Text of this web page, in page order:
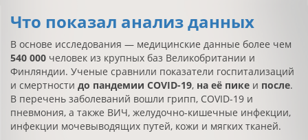
Что показал анализ данных
В основе исследования — медицинские данные более чем
540 000 человек из крупных баз Великобритании и
Финляндии. Ученые сравнили показатели госпитализаций
и смертности до пандемии COVID-19, на её пике и после.
В перечень заболеваний вошли грипп, COVID-19 и
пневмония, а также ВИЧ, желудочно-кишечные инфекции,
инфекции мочевыводящих путей, кожи и мягких тканей.